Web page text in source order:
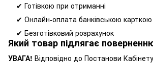
✔ Готівкою при отриманні
✔ Онлайн-оплата банківською карткою
✔ Безготівковий розрахунок
Який товар підлягає
УВАГА! Відповідно до Постанови Кабінету